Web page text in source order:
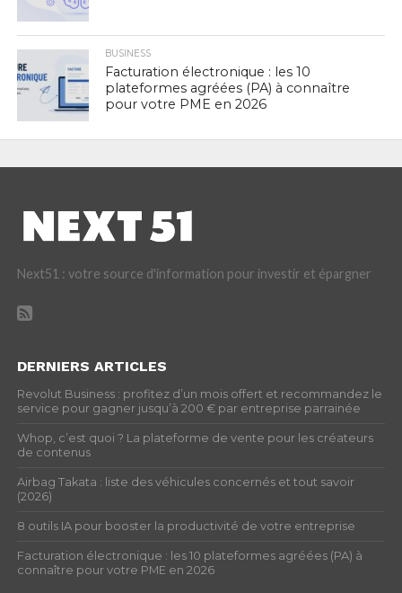
BUSINESS
Facturation électronique : les 10
plateformes agréées (PA) à connaître
pour votre PME en 2026
Next51 : votre source d'information pour investir et épargner
DERNIERS ARTICLES
Revolut Business : profitez d’un mois offert et recommandez le
service pour gagner jusqu’à 200 € par entreprise parrainée
Whop, c’est quoi ? La plateforme de vente pour les créateurs
de contenus
Airbag Takata : liste des véhicules concernés et tout savoir
(2026)
8 outils IA pour booster la productivité de votre entreprise
Facturation électronique : les 10 plateformes agréées (PA) à
connaître pour votre PME en 2026